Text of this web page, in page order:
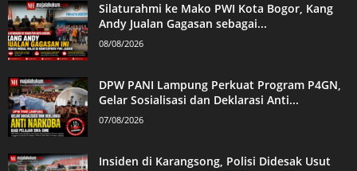
Silaturahmi ke Mako PWI Kota Bogor, Kang
Andy Jualan Gagasan sebagai...
08/08/2026
DPW PANI Lampung Perkuat Program P4GN,
Gelar Sosialisasi dan Deklarasi Anti...
07/08/2026
Insiden di Karangsong, Polisi Didesak Usut